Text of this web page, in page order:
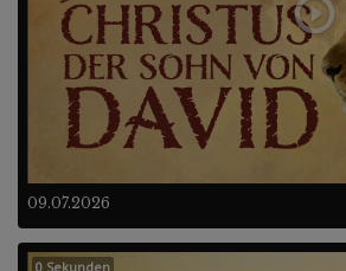
09.07.2026
0 Sekunden